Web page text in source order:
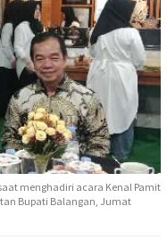
menghadiri acara Kenal Pamit
Bupati Balangan, Jumat